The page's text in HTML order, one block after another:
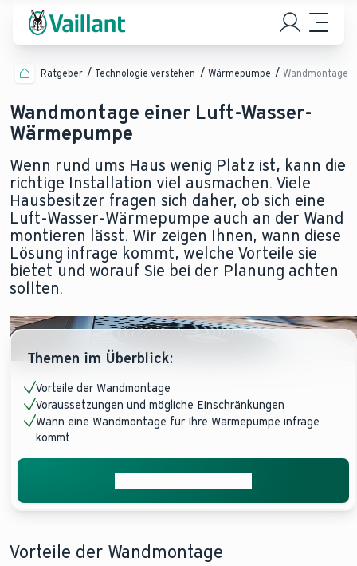
Ratgeber Technologie verstehen Wärmepumpe Wandmontage
Wandmontage einer Luft-Wasser-
Wärmepumpe
Wenn rund ums Haus wenig Platz ist, kann die
richtige Installation viel ausmachen. Viele
Hausbesitzer fragen sich daher, ob sich eine
Luft-Wasser-Wärmepumpe auch an der Wand
montieren lässt. Wir zeigen Ihnen, wann diese
Lösung infrage kommt, welche Vorteile sie
bietet und worauf Sie bei der Planung achten
sollten.
Themen im Überblick:
Vorteile der Wandmontage
Voraussetzungen und mögliche Einschränkungen
Wann eine Wandmontage für Ihre Wärmepumpe infrage
kommt
Vorteile der Wandmontage